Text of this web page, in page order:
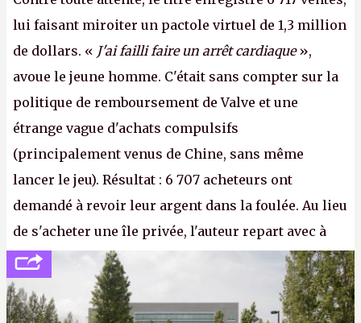
lui faisant miroiter un pactole virtuel de 1,3 million
de dollars. « J'ai failli faire un arrêt cardiaque»,
avoue le jeune homme. C'était sans compter sur la
politique de remboursement de Valve et une
étrange vague d'achats compulsifs
(principalement venus de Chine, sans même
lancer le jeu). Résultat : 6 707 acheteurs ont
demandé à revoir leur argent dans la foulée. Au lieu
de s'acheter une île privée, l'auteur repart avec à
peine 2 000 dollars en poche. C'est toujours plus
cher payé que le temps passé à dev, mais ça
apprendra aux petits malins qu'on ne braque pas